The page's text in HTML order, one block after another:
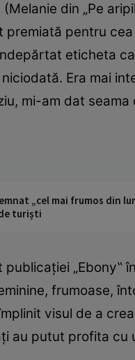
din „Pe
pentru
eticheta
Era mai
mi-am dat
„cel mai frumos din
turiști
publicaţiei
frumoase,
visul de a
au putut profita cu